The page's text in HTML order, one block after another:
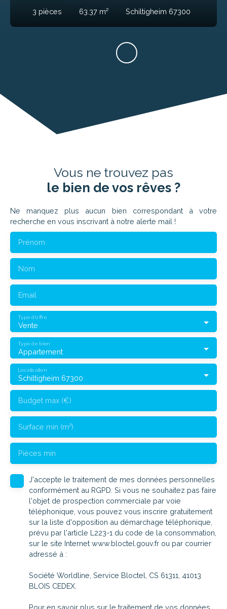
3 pièces 63.37 m² Schiltigheim 67300
Vous ne trouvez pas
le bien de vos rêves ?
Ne manquez plus aucun bien correspondant à votre
recherche en vous inscrivant à notre alerte mail !
Prénom
Nom
Email
Vente
Type d'offre
Appartement
Type de bien
Schiltigheim 67300
Localisation
Budget max (€)
Surface min (m²)
Pièces min
J'accepte le traitement de mes données personnelles
conformément au RGPD. Si vous ne souhaitez pas faire
l'objet de prospection commerciale par voie
téléphonique, vous pouvez vous inscrire gratuitement
sur la liste d'opposition au démarchage téléphonique,
prévu par l'article L223-1 du code de la consommation,
sur le site Internet www.bloctel.gouv.fr ou par courrier
adressé à :
Société Worldline, Service Bloctel, CS 61311, 41013
BLOIS CEDEX.